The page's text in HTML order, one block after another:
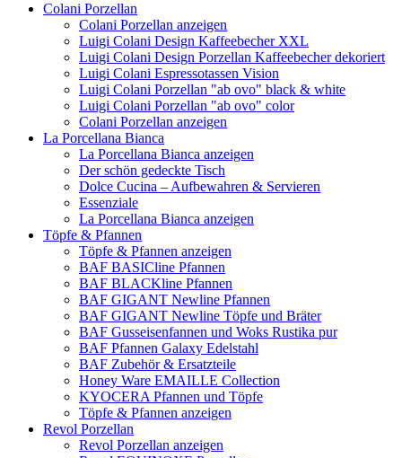
Colani Porzellan
Colani Porzellan anzeigen
Luigi Colani Design Kaffeebecher XXL
Luigi Colani Design Porzellan Kaffeebecher dekoriert
Luigi Colani Espressotassen Vision
Luigi Colani Porzellan "ab ovo" black & white
Luigi Colani Porzellan "ab ovo" color
Colani Porzellan anzeigen
La Porcellana Bianca
La Porcellana Bianca anzeigen
Der schön gedeckte Tisch
Dolce Cucina – Aufbewahren & Servieren
Essenziale
La Porcellana Bianca anzeigen
Töpfe & Pfannen
Töpfe & Pfannen anzeigen
BAF BASICline Pfannen
BAF BLACKline Pfannen
BAF GIGANT Newline Pfannen
BAF GIGANT Newline Töpfe und Bräter
BAF Gusseisenfannen und Woks Rustika pur
BAF Pfannen Galaxy Edelstahl
BAF Zubehör & Ersatzteile
Honey Ware EMAILLE Collection
KYOCERA Pfannen und Töpfe
Töpfe & Pfannen anzeigen
Revol Porzellan
Revol Porzellan anzeigen